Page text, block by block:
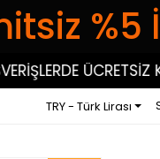
ÜCRETSİZ
TRY - Türk Lirası